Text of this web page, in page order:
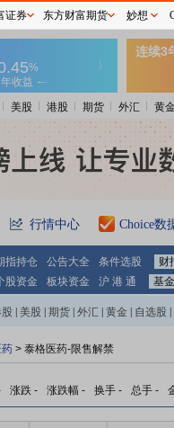
美股 港股 期货 外汇 黄
行情中心 Choice数
指持仓 公告大全 条件选股 财
股资金 板块资金 沪 港 通 基金
美股 期货 外汇 黄金 自选股
> 泰格医药-限售解禁
涨跌 - 涨跌幅 - 换手 - 总手 -
证券 东方财富期货 妙想